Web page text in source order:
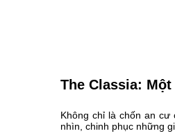
The Classia:
Không chỉ là chốn an
nhìn, chinh phục những